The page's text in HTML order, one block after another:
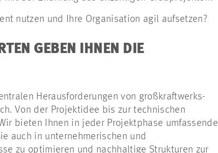
nutzen und Ihre Organisation agil aufsetzen?
GEBEN IHNEN DIE
Herausforderungen von großkraftwerks-
Von der Projektidee bis zur technischen
bieten Ihnen in jeder Projektphase umfassende
auch in unternehmerischen und
zu optimieren und nachhaltige Strukturen zur